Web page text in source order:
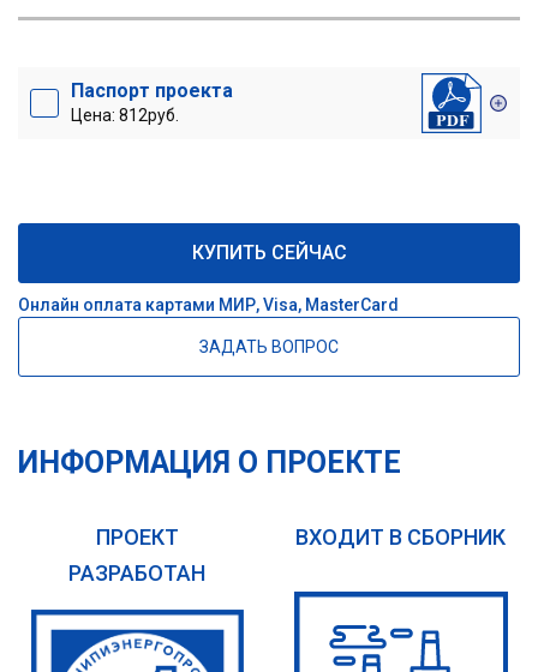
Паспорт проекта
Цена: 812руб.
КУПИТЬ СЕЙЧАС
Онлайн оплата картами МИР, Visa, MasterCard
ЗАДАТЬ ВОПРОС
ИНФОРМАЦИЯ О ПРОЕКТЕ
ПРОЕКТ
РАЗРАБОТАН
ВХОДИТ В СБОРНИК